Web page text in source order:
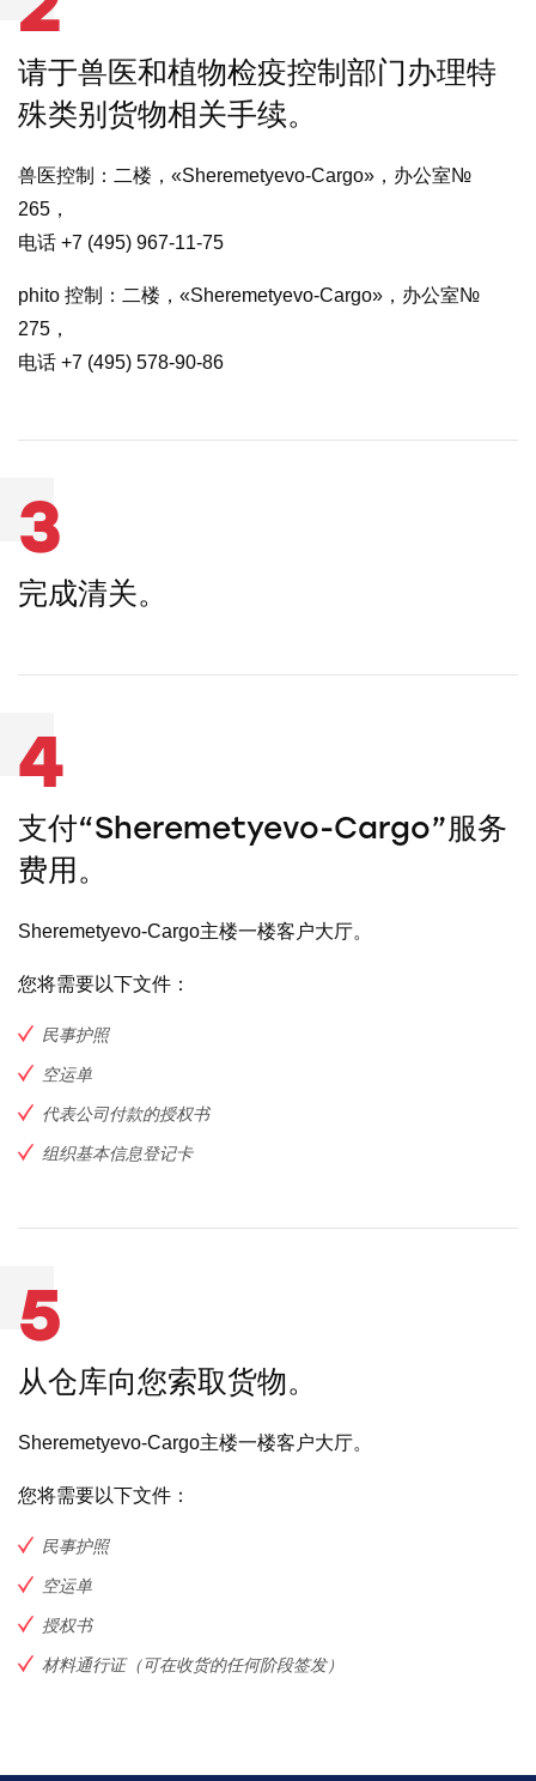
请于兽医和植物检疫控制部门办理特
殊类别货物相关手续。
兽医控制：二楼，«Sheremetyevo-Cargo»，办公室№
265，
电话 +7 (495) 967-11-75
phito 控制：二楼，«Sheremetyevo-Cargo»，办公室№
275，
电话 +7 (495) 578-90-86
3
完成清关。
4
支付“Sheremetyevo-Cargo”服务
费用。
Sheremetyevo-Cargo主楼一楼客户大厅。
您将需要以下文件：
民事护照
空运单
代表公司付款的授权书
组织基本信息登记卡
5
从仓库向您索取货物。
Sheremetyevo-Cargo主楼一楼客户大厅。
您将需要以下文件：
民事护照
空运单
授权书
材料通行证（可在收货的任何阶段签发）